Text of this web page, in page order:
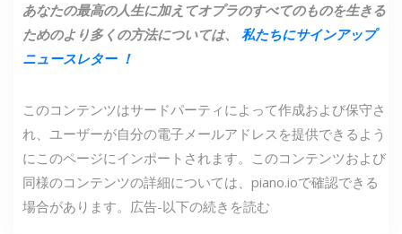
あなたの最高の人生に加えてオプラのすべてのものを生きる
ためのより多くの方法については、 私たちにサインアップ
ニュースレター ！
このコンテンツはサードパーティによって作成および保守さ
れ、ユーザーが自分の電子メールアドレスを提供できるよう
にこのページにインポートされます。このコンテンツおよび
同様のコンテンツの詳細については、piano.ioで確認できる
場合があります。広告-以下の続きを読む